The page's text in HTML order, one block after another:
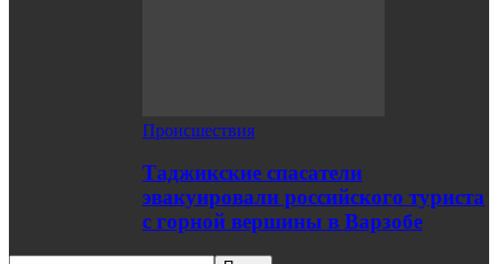
Происшествия
Таджикские спасатели
эвакуировали российского туриста
с горной вершины в Варзобе